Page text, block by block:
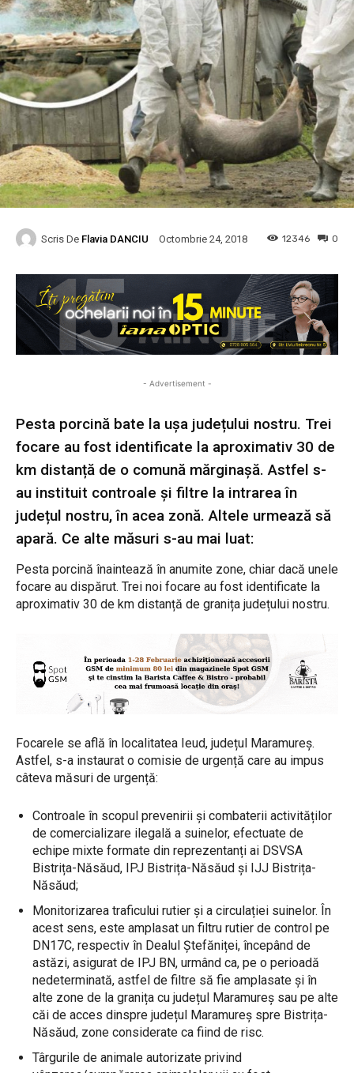
Scris De Flavia DANCIU Octombrie 24, 2018 0
12346
- Advertisement -
Pesta porcină bate la ușa județului nostru. Trei
focare au fost identificate la aproximativ 30 de
km distanță de o comună mărginașă. Astfel s-
au instituit controale și filtre la intrarea în
județul nostru, în acea zonă. Altele urmează să
apară. Ce alte măsuri s-au mai luat:
Pesta porcină înaintează în anumite zone, chiar dacă unele
focare au dispărut. Trei noi focare au fost identificate la
aproximativ 30 de km distanță de granița județului nostru.
Focarele se află în localitatea Ieud, județul Maramureș.
Astfel, s-a instaurat o comisie de urgență care au impus
câteva măsuri de urgență:
Controale în scopul prevenirii și combaterii activităților
de comercializare ilegală a suinelor, efectuate de
echipe mixte formate din reprezentanți ai DSVSA
Bistrița-Năsăud, IPJ Bistrița-Năsăud și IJJ Bistrița-
Năsăud;
Monitorizarea traficului rutier și a circulației suinelor. În
acest sens, este amplasat un filtru rutier de control pe
DN17C, respectiv în Dealul Ștefăniței, începând de
astăzi, asigurat de IPJ BN, urmând ca, pe o perioadă
nedeterminată, astfel de filtre să fie amplasate și în
alte zone de la granița cu județul Maramureș sau pe alte
căi de acces dinspre județul Maramureș spre Bistrița-
Năsăud, zone considerate ca fiind de risc.
Târgurile de animale autorizate privind